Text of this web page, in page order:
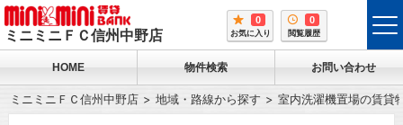
ミニミニＦＣ信州中野店
0
お気に入り
0
閲覧履歴
HOME 物件検索 お問い合わせ
ミニミニＦＣ信州中野店 地域・路線から探す 室内洗濯機置場の賃貸